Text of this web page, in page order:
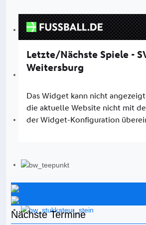
Nächste Termine